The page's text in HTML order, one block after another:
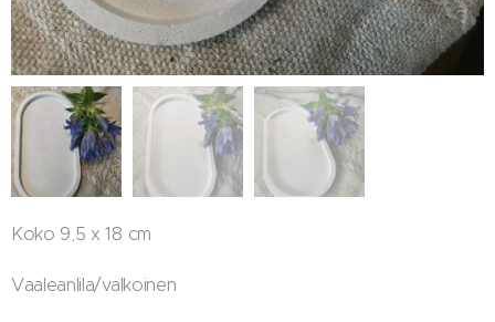
Koko 9,5 x 18 cm
Vaaleanlila/valkoinen